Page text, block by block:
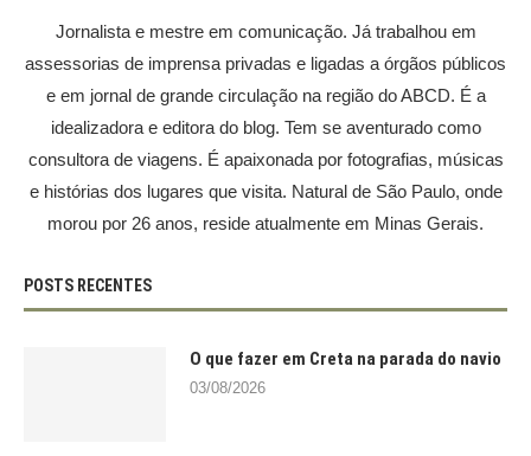
Jornalista e mestre em comunicação. Já trabalhou em
assessorias de imprensa privadas e ligadas a órgãos públicos
e em jornal de grande circulação na região do ABCD. É a
idealizadora e editora do blog. Tem se aventurado como
consultora de viagens. É apaixonada por fotografias, músicas
e histórias dos lugares que visita. Natural de São Paulo, onde
morou por 26 anos, reside atualmente em Minas Gerais.
POSTS RECENTES
O que fazer em Creta na parada do navio
03/08/2026